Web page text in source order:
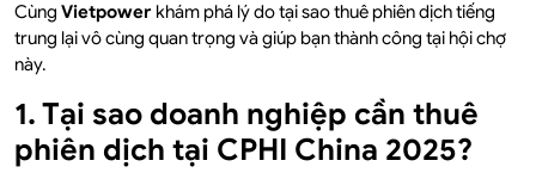
Cùng Vietpower khám phá lý do tại sao thuê phiên dịch tiếng
trung lại vô cùng quan trọng và giúp bạn thành công tại hội chợ
này.
1. Tại sao doanh nghiệp cần thuê
phiên dịch tại CPHI China 2025?